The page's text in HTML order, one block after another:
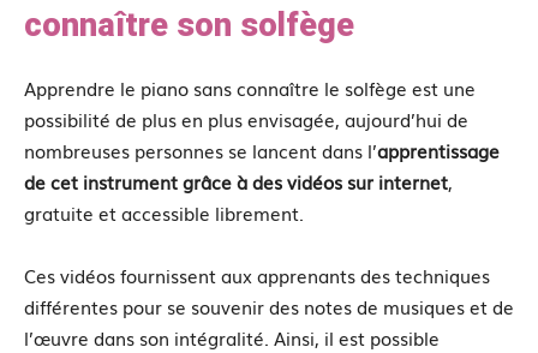
connaître son solfège
Apprendre le piano sans connaître le solfège est une
possibilité de plus en plus envisagée, aujourd’hui de
nombreuses personnes se lancent dans l’apprentissage
de cet instrument grâce à des vidéos sur internet,
gratuite et accessible librement.
Ces vidéos fournissent aux apprenants des techniques
différentes pour se souvenir des notes de musiques et de
l’œuvre dans son intégralité. Ainsi, il est possible